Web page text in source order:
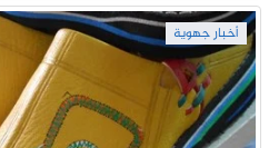
أخبار جهوية